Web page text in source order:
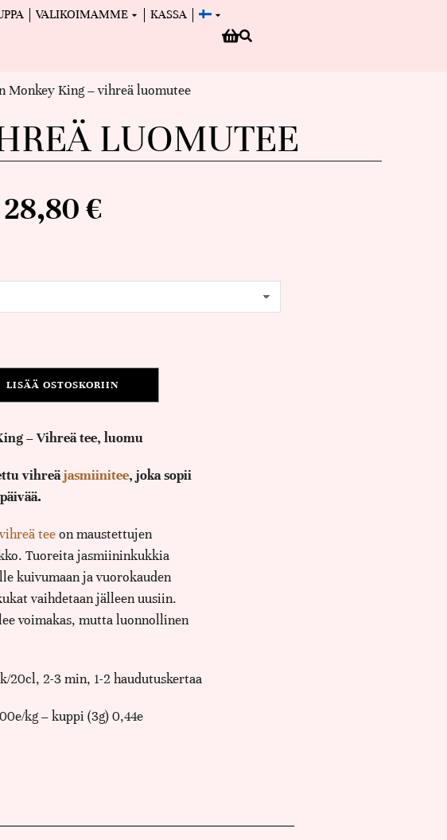
VALIKOIMAMME KASSA
Monkey King – vihreä luomutee
LUOMUTEE
28,80€
LISÄÄ OSTOSKORIIN
– Vihreä tee, luomu
vihreäjasmiinitee, joka sopii
teeon maustettujen
Tuoreita jasmiininkukkia
kuivumaan ja vuorokauden
vaihdetaan jälleen uusiin.
voimakas, mutta luonnollinen
20cl, 2-3 min, 1-2 haudutuskertaa
kg – kuppi (3g) 0,44e